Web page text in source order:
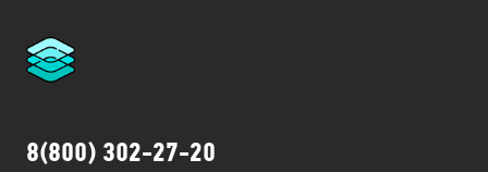
8(800) 302-27-20